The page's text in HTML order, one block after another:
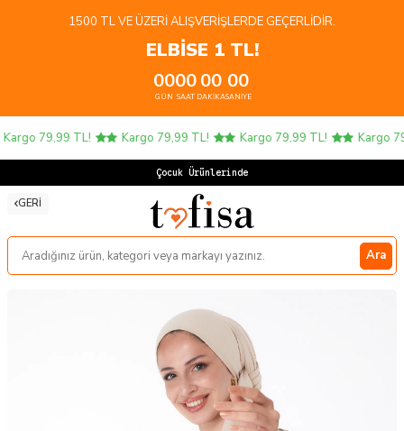
1500 TL VE ÜZERI ALIŞVERIŞLERDE GEÇERLIDIR.
ELBİSE 1 TL!
00
GÜN
00
SAAT
00
DAKIKA
00
SANIYE
79,99 TL! Kargo 79,99 TL! Kargo 79,99 TL! Kargo
Çocuk Ürünlerinde 4
GERI
Ara